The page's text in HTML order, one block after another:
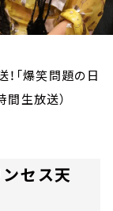
「爆笑問題の日
間生放送）
ンセス天